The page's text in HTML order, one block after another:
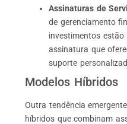
Assinaturas de
de gerenciamento
investimentos
assinatura que
suporte
Modelos Híbridos
Outra tendência
híbridos que combinam